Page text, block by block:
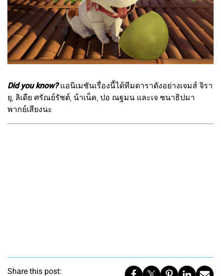
Did you know?แอนิเมชันเรื่องนี้ได้ทีมดาราดังอย่างเจมส์ จิรา
ยุ, ลิเดีย ศรัณย์รัชต์, น้าเน็ค, ปอ ณฐมน และเจ ชนาธิปมา
พากย์เสียงนะ
Share this post: